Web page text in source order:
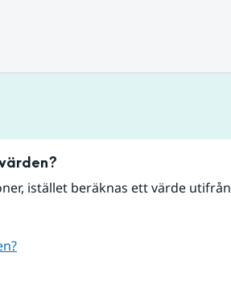
istället beräknas ett värde utifrån